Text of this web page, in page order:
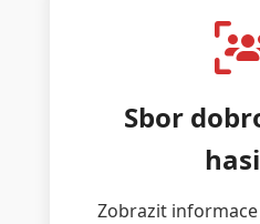
Sbor
Zobrazit